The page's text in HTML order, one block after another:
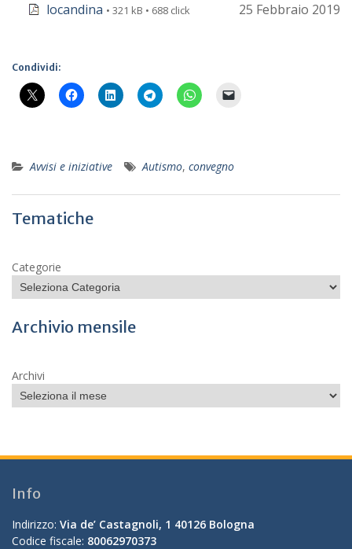
locandina • 321 kB • 688 click 25 Febbraio 2019
Condividi:
Avvisi e iniziative Autismo, convegno
Tematiche
Categorie
Archivio mensile
Archivi
Info
Indirizzo: Via de’ Castagnoli, 1 40126 Bologna
Codice fiscale: 80062970373